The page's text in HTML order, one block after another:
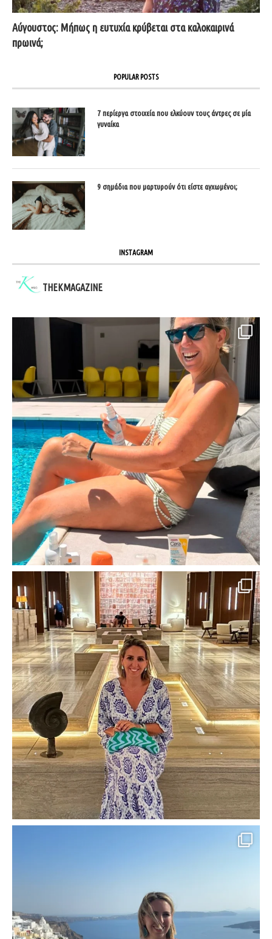
Αύγουστος: Μήπως η ευτυχία κρύβεται στα καλοκαιρινά
πρωινά;
POPULAR POSTS
7 περίεργα στοιχεία που ελκύουν τους άντρες σε μία
γυναίκα
9 σημάδια που μαρτυρούν ότι είστε αγχωμένοι;
INSTAGRAM
THEKMAGAZINE